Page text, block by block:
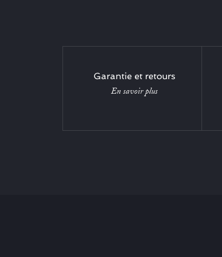
Garantie et retours
En savoir plus